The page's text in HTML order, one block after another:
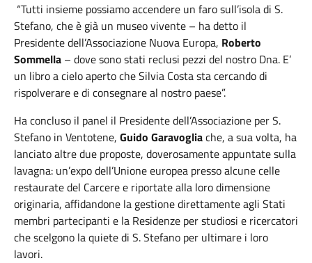
“Tutti insieme possiamo accendere un faro sull’isola di S.
Stefano, che è già un museo vivente – ha detto il
Presidente dell’Associazione Nuova Europa, Roberto
Sommella – dove sono stati reclusi pezzi del nostro Dna. E’
un libro a cielo aperto che Silvia Costa sta cercando di
rispolverare e di consegnare al nostro paese”.
Ha concluso il panel il Presidente dell’Associazione per S.
Stefano in Ventotene, Guido Garavogliache, a sua volta, ha
lanciato altre due proposte, doverosamente appuntate sulla
lavagna: un’expo dell’Unione europea presso alcune celle
restaurate del Carcere e riportate alla loro dimensione
originaria, affidandone la gestione direttamente agli Stati
membri partecipanti e la Residenze per studiosi e ricercatori
che scelgono la quiete di S. Stefano per ultimare i loro
lavori.